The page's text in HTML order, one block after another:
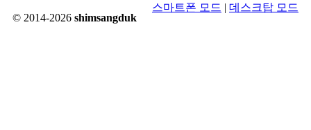
© 2014-2026 shimsangduk
스마트폰 모드 | 데스크탑 모드